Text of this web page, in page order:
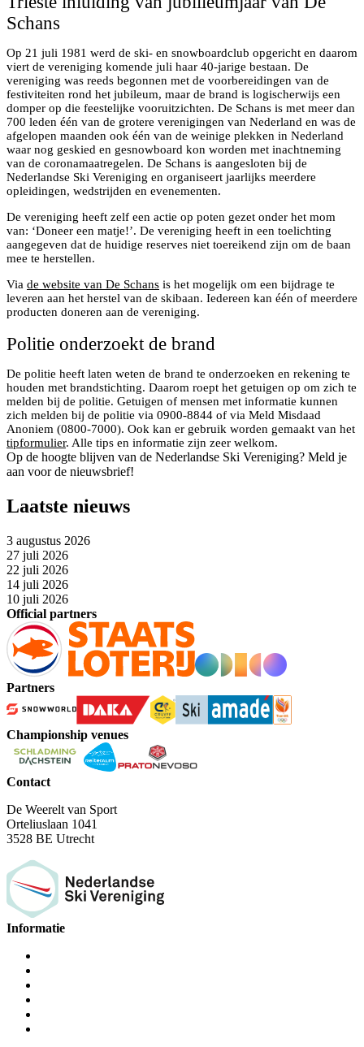
Schans
Op 21 juli 1981 werd de ski- en snowboardclub opgericht en daarom
viert de vereniging komende juli haar 40-jarige bestaan. De
vereniging was reeds begonnen met de voorbereidingen van de
festiviteiten rond het jubileum, maar de brand is logischerwijs een
domper op die feestelijke vooruitzichten. De Schans is met meer dan
700 leden één van de grotere verenigingen van Nederland en was de
afgelopen maanden ook één van de weinige plekken in Nederland
waar nog geskied en gesnowboard kon worden met inachtneming
van de coronamaatregelen. De Schans is aangesloten bij de
Nederlandse Ski Vereniging en organiseert jaarlijks meerdere
opleidingen, wedstrijden en evenementen.
De vereniging heeft zelf een actie op poten gezet onder het mom
van: ‘Doneer een matje!’. De vereniging heeft in een toelichting
aangegeven dat de huidige reserves niet toereikend zijn om de baan
mee te herstellen.
Via de website van De Schans is het mogelijk om een bijdrage te
leveren aan het herstel van de skibaan. Iedereen kan één of meerdere
producten doneren aan de vereniging.
Politie onderzoekt de brand
De politie heeft laten weten de brand te onderzoeken en rekening te
houden met brandstichting. Daarom roept het getuigen op om zich te
melden bij de politie. Getuigen of mensen met informatie kunnen
zich melden bij de politie via 0900-8844 of via Meld Misdaad
Anoniem (0800-7000). Ook kan er gebruik worden gemaakt van het
tipformulier. Alle tips en informatie zijn zeer welkom.
Op de hoogte blijven van de Nederlandse Ski Vereniging? Meld je
aan voor de nieuwsbrief!
Laatste nieuws
3 augustus 2026
27 juli 2026
22 juli 2026
14 juli 2026
10 juli 2026
Official partners
Partners
Championship venues
Contact
De Weerelt van Sport
Orteliuslaan 1041
3528 BE Utrecht
Informatie